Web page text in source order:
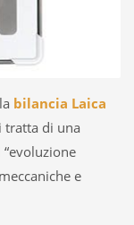
bilancia Laica
tratta di una
e